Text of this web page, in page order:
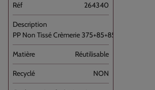
264340
PP Non Tissé Crèmerie 375+85+85x345 //100
Réutilisable
NON